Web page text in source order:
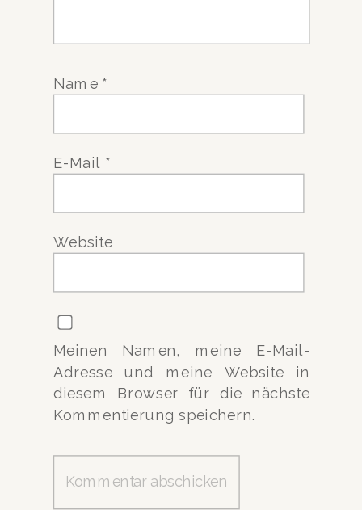
Name *
E-Mail *
Website
Meinen Namen, meine E-Mail-
Adresse und meine Website in
diesem Browser für die nächste
Kommentierung speichern.